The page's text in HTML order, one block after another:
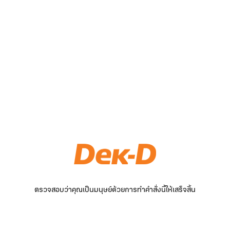
ตรวจสอบว่าคุณเป็นมนุษย์ด้วยการทำคำสั่งนี้ให้เสร็จสิ้น